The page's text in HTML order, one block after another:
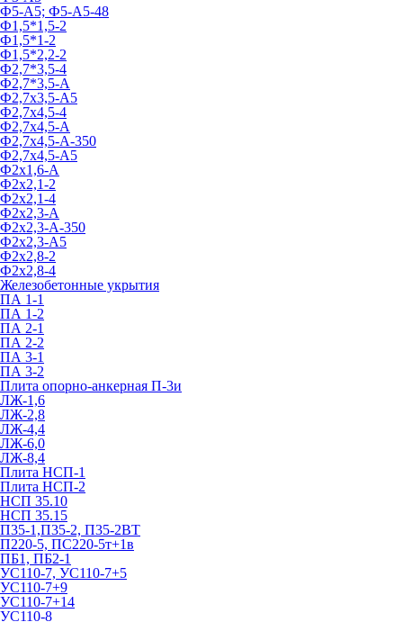
Ф5-А5; Ф5-А5-48
Ф1,5*1,5-2
Ф1,5*1-2
Ф1,5*2,2-2
Ф2,7*3,5-4
Ф2,7*3,5-А
Ф2,7х3,5-А5
Ф2,7х4,5-4
Ф2,7х4,5-А
Ф2,7х4,5-А-350
Ф2,7х4,5-А5
Ф2х1,6-А
Ф2х2,1-2
Ф2х2,1-4
Ф2х2,3-А
Ф2х2,3-А-350
Ф2х2,3-А5
Ф2х2,8-2
Ф2х2,8-4
Железобетонные укрытия
ПА 1-1
ПА 1-2
ПА 2-1
ПА 2-2
ПА 3-1
ПА 3-2
Плита опорно-анкерная П-3и
ЛЖ-1,6
ЛЖ-2,8
ЛЖ-4,4
ЛЖ-6,0
ЛЖ-8,4
Плита НСП-1
Плита НСП-2
НСП 35.10
НСП 35.15
П35-1,П35-2, П35-2ВТ
П220-5, ПС220-5т+1в
ПБ1, ПБ2-1
УС110-7, УС110-7+5
УС110-7+9
УС110-7+14
УС110-8